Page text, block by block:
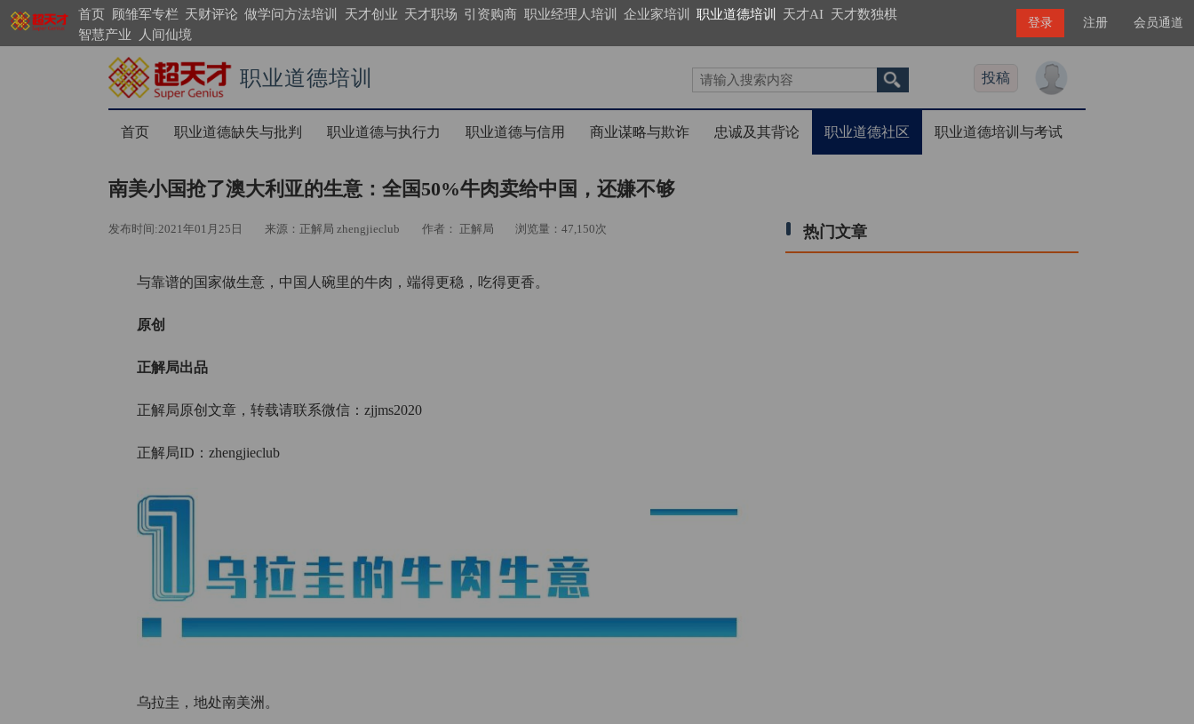
首页 顾雏军专栏 天财评论 做学问方法培训 天才创业 天才职场 引资购商 职业经理人培训 企业家培训 职业道德培训 天才AI 天才数独棋
智慧产业
人间仙境
会员通道
注册
登录
职业道德培训
https://search.supergenius.cn
投稿
首页 职业道德缺失与批判 职业道德与执行力 职业道德与信用 商业谋略与欺诈 忠诚及其背论 职业道德社区 职业道德培训与考试
南美小国抢了澳大利亚的生意：全国50%牛肉卖给中国，还嫌不够
发布时间:2021年01月25日 来源：正解局 zhengjieclub 作者： 正解局 浏览量：47,150次
与靠谱的国家做生意，中国人碗里的牛肉，端得更稳，吃得更香。
原创
正解局出品
正解局原创文章，转载请联系微信：zjjms2020
正解局ID：zhengjieclub
乌拉圭，地处南美洲。
热门文章